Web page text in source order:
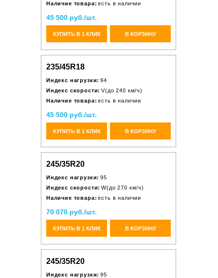
Наличие товара: есть в наличии
45 500 руб./шт.
КУПИТЬ В 1 КЛИК В КОРЗИНУ
235/45R18
Индекс нагрузки: 94
Индекс скорости: V(до 240 км/ч)
Наличие товара: есть в наличии
45 500 руб./шт.
КУПИТЬ В 1 КЛИК В КОРЗИНУ
245/35R20
Индекс нагрузки: 95
Индекс скорости: W(до 270 км/ч)
Наличие товара: есть в наличии
70 070 руб./шт.
КУПИТЬ В 1 КЛИК В КОРЗИНУ
245/35R20
Индекс нагрузки: 95